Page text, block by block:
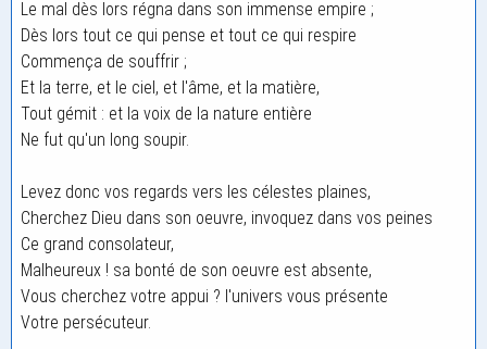
Le mal dès lors régna dans son immense empire ;
Dès lors tout ce qui pense et tout ce qui respire
Commença de souffrir ;
Et la terre, et le ciel, et l'âme, et la matière,
Tout gémit : et la voix de la nature entière
Ne fut qu'un long soupir.
Levez donc vos regards vers les célestes plaines,
Cherchez Dieu dans son oeuvre, invoquez dans vos peines
Ce grand consolateur,
Malheureux ! sa bonté de son oeuvre est absente,
Vous cherchez votre appui ? l'univers vous présente
Votre persécuteur.